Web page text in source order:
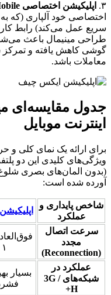
۳. اپلیکیشن اختصاصی Alpari Mobile:
اختصاصی خود آلپاری (که
سریع عمل می‌کند) رابط
گوشی کاهش یافته و تمرکز
معاملات باشد.
جدول مقایسه‌ای
اینترنت موبایل
برای ارائه یک نمای کلی و
ویژگی‌های کلیدی این دو
(بدون المان‌های بصری شلوغ
آورده شده است:
شاخص پایداری و
عملکرد
سرعت اتصال
مجدد
(Reconnection)
۱ ثانیه)
عملکرد در
شبکه‌های 3G /
H+
بسیار